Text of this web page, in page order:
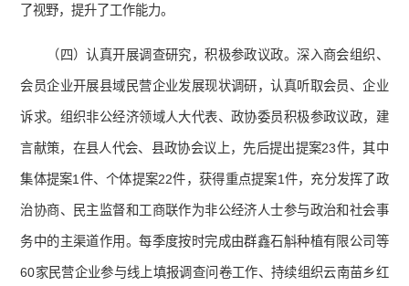
了视野，提升了工作能力。
（四）认真开展调查研究，积极参政议政。深入商会组织、
会员企业开展县域民营企业发展现状调研，认真听取会员、企业
诉求。组织非公经济领域人大代表、政协委员积极参政议政，建
言献策，在县人代会、县政协会议上，先后提出提案23件，其中
集体提案1件、个体提案22件，获得重点提案1件，充分发挥了政
治协商、民主监督和工商联作为非公经济人士参与政治和社会事
务中的主渠道作用。每季度按时完成由群鑫石斛种植有限公司等
60家民营企业参与线上填报调查问卷工作、持续组织云南苗乡红